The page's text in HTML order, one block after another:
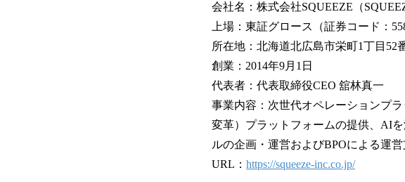
会社名：株式会社SQUEEZE（
上場：東証グロース（証券コード：
所在地：北海道北広島市栄町1丁目52
創業：2014年9月1日
代表者：代表取締役CEO 舘林真一
事業内容：次世代オペレーションプ
変革）プラットフォームの提供、AI
ルの企画・運営およびBPOによる運営
URL： https://squeeze-inc.co.jp/